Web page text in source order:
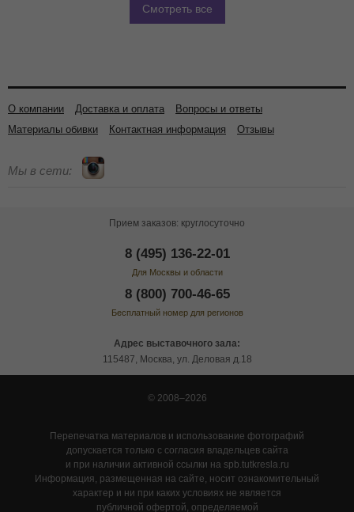
Смотреть все
О компании Доставка и оплата
Вопросы и ответы
Материалы обивки
Контактная информация Отзывы
Мы в сети:
Прием заказов: круглосуточно
8 (495) 136-22-01
Для Москвы и области
8 (800) 700-46-65
Бесплатный номер для регионов
Адрес выставочного зала:
115487, Москва, ул. Деловая д.18
© 2008–2026
Перепечатка материалов и использование фотографий
допускается только с согласия владельцев сайта
и при наличии активной ссылки на spb.tutkresla.ru
Информация, размещенная на сайте, носит ознакомительный
характер и ни при каких условиях не является
публичной офертой, определяемой